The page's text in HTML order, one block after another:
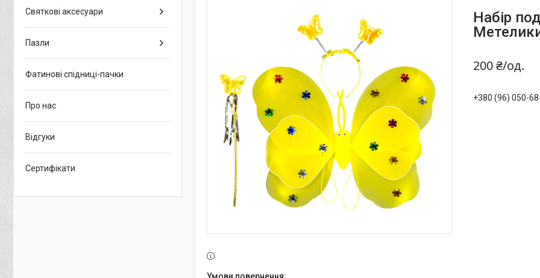
Набір
200 ₴/од.
+380 (96) 050-
Святкові аксесуари
Пазли
Фатинові спідниці-пачки
Про нас
Відгуки
Сертифікати